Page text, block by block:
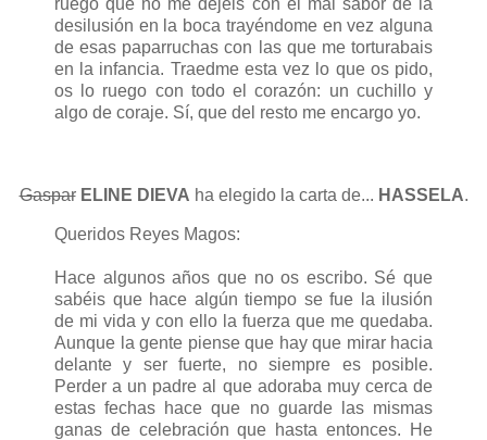
desilusión en la boca trayéndome en vez alguna
de esas paparruchas con las que me torturabais
en la infancia. Traedme esta vez lo que os pido,
os lo ruego con todo el corazón: un cuchillo y
algo de coraje. Sí, que del resto me encargo yo.
Gaspar ELINE DIEVA ha elegido la carta de... HASSELA.
Queridos Reyes Magos:
Hace algunos años que no os escribo. Sé que
sabéis que hace algún tiempo se fue la ilusión
de mi vida y con ello la fuerza que me quedaba.
Aunque la gente piense que hay que mirar hacia
delante y ser fuerte, no siempre es posible.
Perder a un padre al que adoraba muy cerca de
estas fechas hace que no guarde las mismas
ganas de celebración que hasta entonces. He